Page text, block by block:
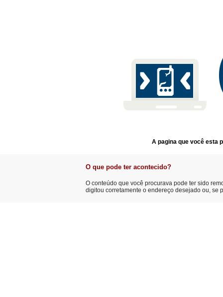
A pagina que você esta
O que pode ter acontecido?
O conteúdo que você procurava pode ter sido
digitou corretamente o endereço desejado ou, se